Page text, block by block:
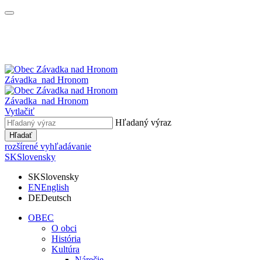
Závadka nad Hronom
Závadka nad Hronom
Vytlačiť
Hľadaný výraz
Hľadať
rozšírené vyhľadávanie
SKSlovensky
SKSlovensky
ENEnglish
DEDeutsch
OBEC
O obci
História
Kultúra